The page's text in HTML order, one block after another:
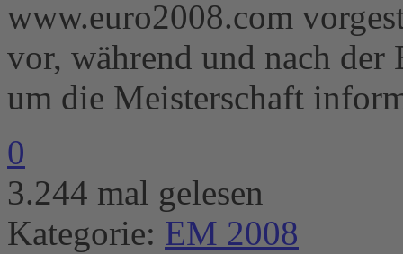
www.euro2008.com
vor, während und nach
um die Meisterschaft
0
3.244 mal gelesen
Kategorie: EM 2008